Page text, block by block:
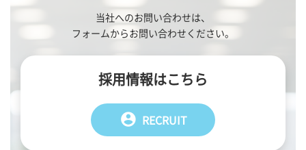
当社へのお問い合わせは、
フォームからお問い合わせください。
採用情報はこちら
account_circle RECRUIT